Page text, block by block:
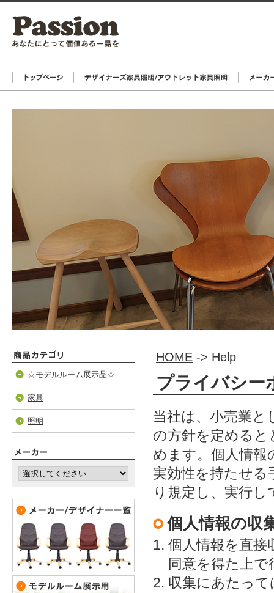
☆モデルルーム展示品☆
家具
照明
HOME -> Help
プライバシー
当社は、小売業と
の方針を定めると
めます。個人情報
実効性を持たせる
り規定し、実行し
個人情報の収
個人情報を直接
同意を得た上で
収集にあたっ